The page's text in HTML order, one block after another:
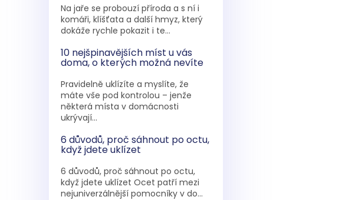
Na jaře se probouzí příroda a s ní i
komáři, klíšťata a další hmyz, který
dokáže rychle pokazit i te...
10 nejšpinavějších míst u vás
doma, o kterých možná nevíte
Pravidelně uklízíte a myslíte, že
máte vše pod kontrolou – jenže
některá místa v domácnosti
ukrývají...
6 důvodů, proč sáhnout po octu,
když jdete uklízet
6 důvodů, proč sáhnout po octu,
když jdete uklízet Ocet patří mezi
nejuniverzálnější pomocníky v do...